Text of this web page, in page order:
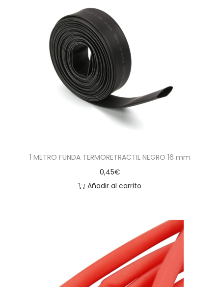
1 METRO FUNDA TERMORETRACTIL NEGRO 16 mm
0,45€
Añadir al carrito